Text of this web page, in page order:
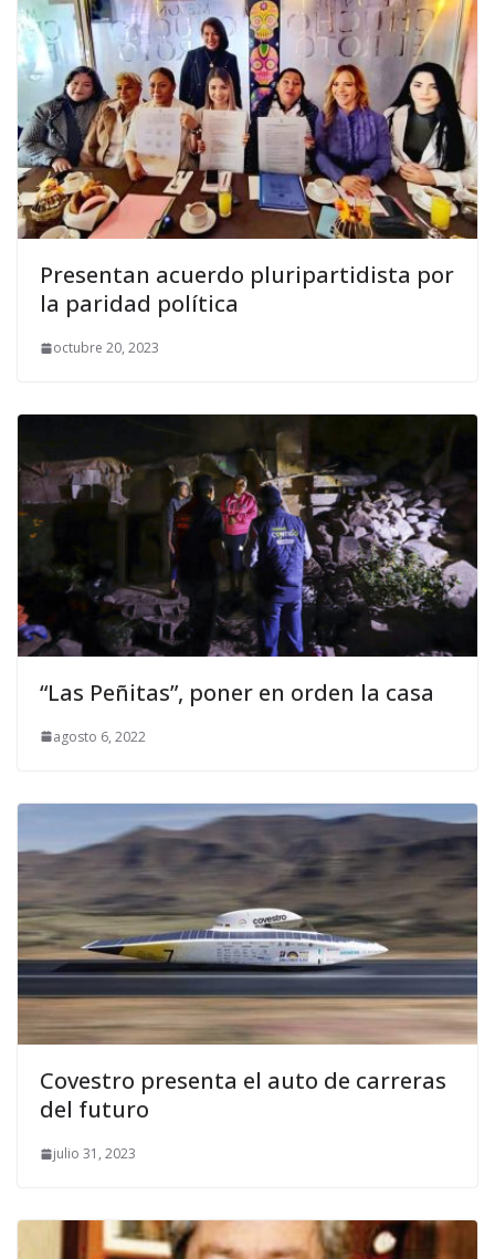
Presentan acuerdo pluripartidista por
la paridad política
octubre 20, 2023
“Las Peñitas”, poner en orden la casa
agosto 6, 2022
Covestro presenta el auto de carreras
del futuro
julio 31, 2023